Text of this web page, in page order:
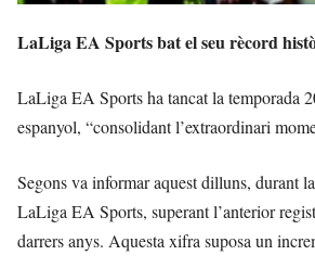
LaLiga EA Sports bat el seu rècord
LaLiga EA Sports ha tancat la temporada
espanyol, “consolidant l’extraordinari
Segons va informar aquest dilluns, durant
LaLiga EA Sports, superant l’anterior
darrers anys. Aquesta xifra suposa un